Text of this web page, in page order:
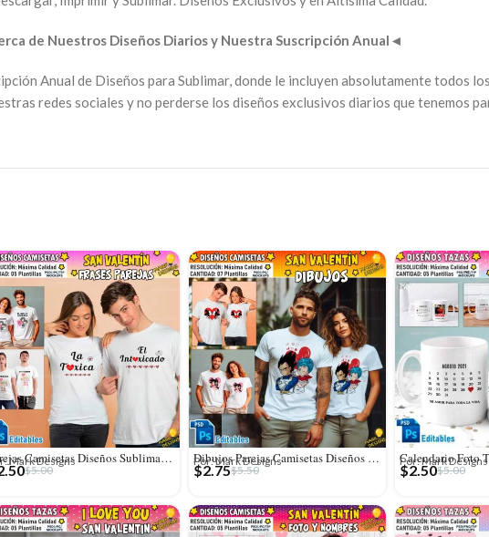
de Nuestros Diseños Diarios y Nuestra Suscripción Anual ◄
Anual de Diseños para Sublimar, donde le incluyen absolutamente todos
redes sociales y no perderse los diseños exclusivos diarios que tenemos
Parejas Camisetas Diseños Sublimación Editables
Mark Designs
$5.00
Dibujos Parejas Camisetas Diseños Editables
Por: Mark Designs
$5.50
$2.75
Por: Mark Designs
$5.00
$2.50